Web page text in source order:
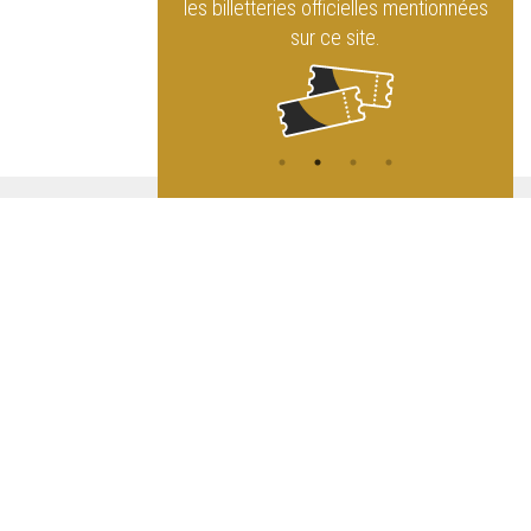
les billetteries officielles mentionnées
sur ce site.